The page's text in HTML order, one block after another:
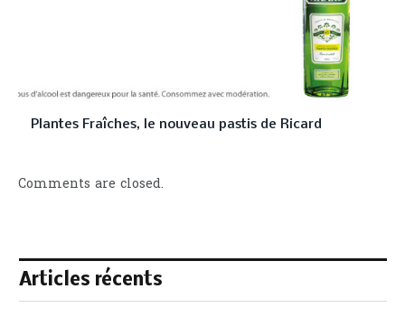
Plantes Fraîches, le nouveau pastis de Ricard
Comments are closed.
Articles récents